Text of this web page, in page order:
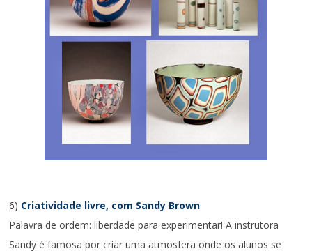
6) Criatividade livre, com Sandy Brown
Palavra de ordem: liberdade para experimentar! A instrutora
Sandy é famosa por criar uma atmosfera onde os alunos se